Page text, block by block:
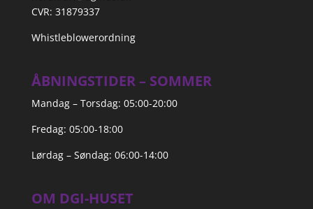
CVR: 31879337
Whistleblowerordning
ÅBNINGSTIDER – SOMMER
Mandag – Torsdag: 05:00-20:00
Fredag: 05:00-18:00
Lørdag – Søndag: 06:00-14:00
OM DGI-HUSET